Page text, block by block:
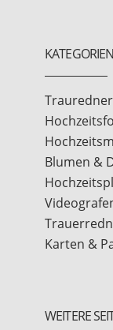
KATEGORIEN
Trauredner
Blumen &
Karten &
WEITERE